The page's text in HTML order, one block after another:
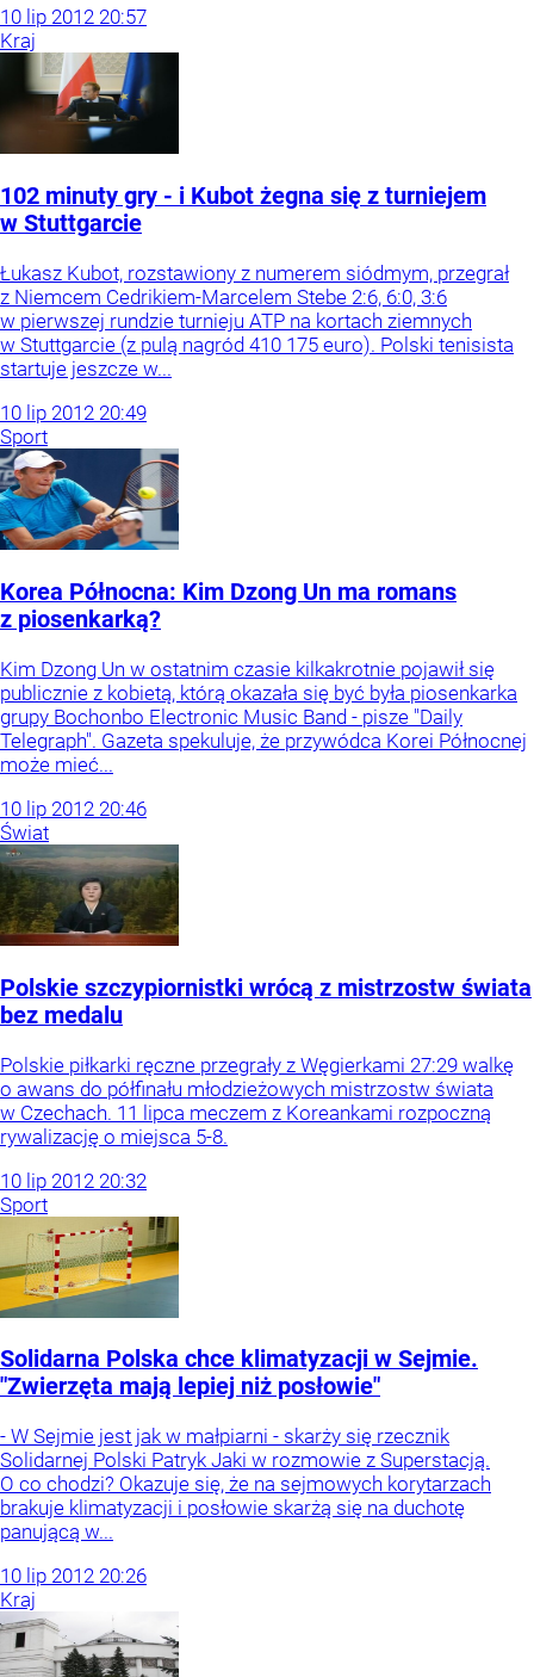
10 lip 2012 20:57
Kraj
102 minuty gry - i Kubot żegna się z turniejem
w Stuttgarcie
Łukasz Kubot, rozstawiony z numerem siódmym, przegrał
z Niemcem Cedrikiem-Marcelem Stebe 2:6, 6:0, 3:6
w pierwszej rundzie turnieju ATP na kortach ziemnych
w Stuttgarcie (z pulą nagród 410 175 euro). Polski tenisista
startuje jeszcze w...
10 lip 2012 20:49
Sport
Korea Północna: Kim Dzong Un ma romans
z piosenkarką?
Kim Dzong Un w ostatnim czasie kilkakrotnie pojawił się
publicznie z kobietą, którą okazała się być była piosenkarka
grupy Bochonbo Electronic Music Band - pisze "Daily
Telegraph". Gazeta spekuluje, że przywódca Korei Północnej
może mieć...
10 lip 2012 20:46
Świat
Polskie szczypiornistki wrócą z mistrzostw świata
bez medalu
Polskie piłkarki ręczne przegrały z Węgierkami 27:29 walkę
o awans do półfinału młodzieżowych mistrzostw świata
w Czechach. 11 lipca meczem z Koreankami rozpoczną
rywalizację o miejsca 5-8.
10 lip 2012 20:32
Sport
Solidarna Polska chce klimatyzacji w Sejmie.
"Zwierzęta mają lepiej niż posłowie"
- W Sejmie jest jak w małpiarni - skarży się rzecznik
Solidarnej Polski Patryk Jaki w rozmowie z Superstacją.
O co chodzi? Okazuje się, że na sejmowych korytarzach
brakuje klimatyzacji i posłowie skarżą się na duchotę
panującą w...
10 lip 2012 20:26
Kraj